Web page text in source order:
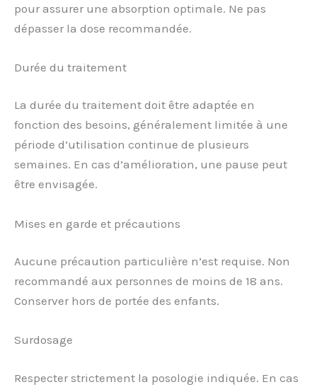
pour assurer une absorption optimale. Ne pas
dépasser la dose recommandée.
Durée du traitement
La durée du traitement doit être adaptée en
fonction des besoins, généralement limitée à une
période d’utilisation continue de plusieurs
semaines. En cas d’amélioration, une pause peut
être envisagée.
Mises en garde et précautions
Aucune précaution particulière n’est requise. Non
recommandé aux personnes de moins de 18 ans.
Conserver hors de portée des enfants.
Surdosage
Respecter strictement la posologie indiquée. En cas